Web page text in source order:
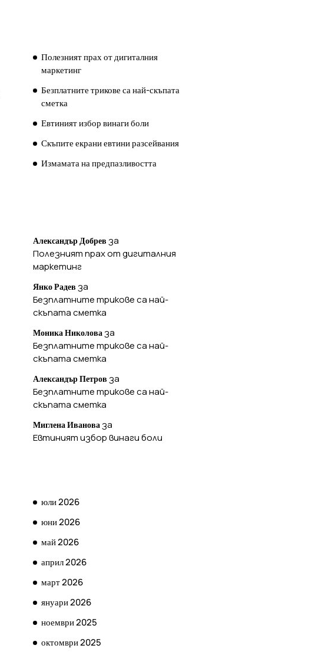
Полезният прах от дигиталния
маркетинг
Безплатните трикове са най-скъпата
сметка
Евтиният избор винаги боли
Скъпите екрани евтини разсейвания
Измамата на предпазливостта
Александър Добрев за
Полезният прах от дигиталния
маркетинг
Янко Радев за
Безплатните трикове са най-
скъпата сметка
Моника Николоваза
Безплатните трикове са най-
скъпата сметка
Александър Петров за
Безплатните трикове са най-
скъпата сметка
Миглена Ивановаза
Евтиният избор винаги боли
юли 2026
юни 2026
май 2026
април 2026
март 2026
януари 2026
ноември 2025
октомври 2025